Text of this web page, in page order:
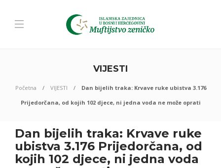
VIJESTI
Početna VIJESTI
Dan bijelih traka: Krvave ruke ubistva 3.176
Prijedorčana, od kojih 102 djece, ni jedna voda ne može oprati
Dan bijelih traka: Krvave ruke
ubistva 3.176 Prijedorčana, od
kojih 102 djece, ni jedna voda